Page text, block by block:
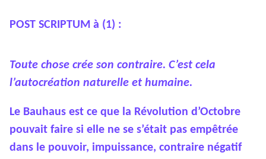
POST SCRIPTUM à (1) :
Toute chose crée son contraire. C’est cela
l’autocréation naturelle et humaine.
Le Bauhaus est ce que la Révolution d’Octobre
pouvait faire si elle ne se s’était pas empêtrée
dans le pouvoir, impuissance, contraire négatif